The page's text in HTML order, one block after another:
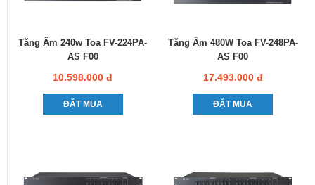
Tăng Âm 240w Toa FV-224PA-
AS F00
10.598.000 đ
ĐẶT MUA
Tăng Âm 480W Toa FV-248PA-
AS F00
17.493.000 đ
ĐẶT MUA